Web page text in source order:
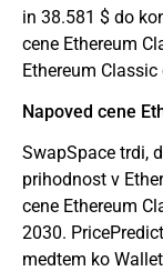
in 38.581 $ do
cene Ethereum
Ethereum
Napoved cene
SwapSpace trdi,
prihodnost v
cene Ethereum
2030.
medtem ko